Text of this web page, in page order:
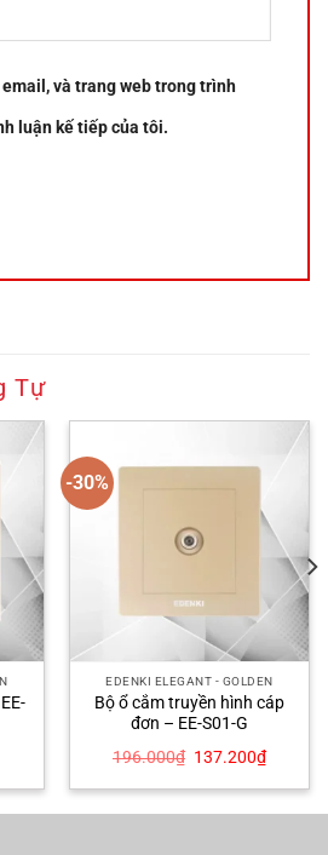
và trang web trong trình
luận kế tiếp của tôi.
Tự
-30%
EDENKI ELEGANT - GOLDEN
Bộ ổ cắm truyền hình cáp
đơn – EE-S01-G
196.000₫ Giá
là:
137.200₫Giá
hiện
tại